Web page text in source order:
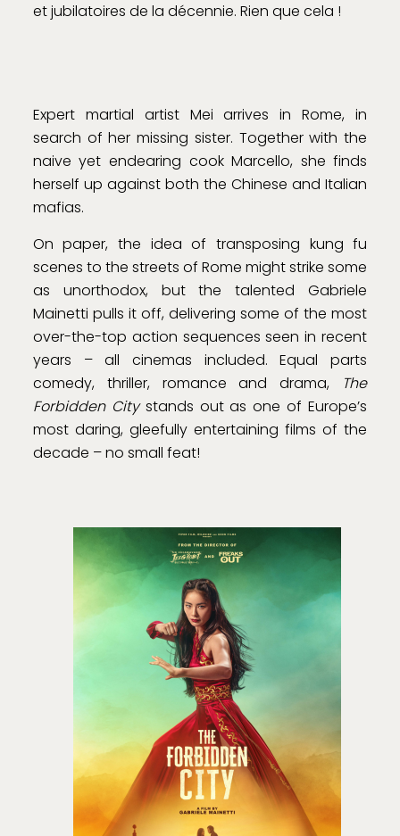
et jubilatoires de la décennie. Rien que cela !
Expert martial artist Mei arrives in Rome, in
search of her missing sister. Together with the
naive yet endearing cook Marcello, she finds
herself up against both the Chinese and Italian
mafias.
On paper, the idea of transposing kung fu
scenes to the streets of Rome might strike some
as unorthodox, but the talented Gabriele
Mainetti pulls it off, delivering some of the most
over-the-top action sequences seen in recent
years – all cinemas included. Equal parts
comedy, thriller, romance and drama,
The
Forbidden Citystands out as one of Europe’s
most daring, gleefully entertaining films of the
decade – no small feat!